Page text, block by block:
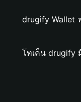
drugify Wallet
โทเค็น drugify